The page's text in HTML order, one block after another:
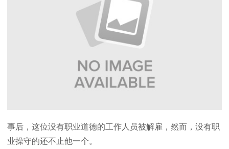
事后，这位没有职业道德的工作人员被解雇，然而，没有职
业操守的还不止他一个。